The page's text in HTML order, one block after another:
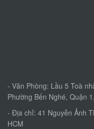
- Văn Phòng: Lầu 5 Toà
Phường Bến Nghé, Quận
- Địa chỉ: 41 Nguyễn Ảnh
HCM